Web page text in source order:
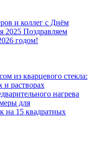
и коллег с Днём
2025 Поздравляем
годом!
из кварцевого стекла:
и растворах
нагрева
для
на 15 квадратных